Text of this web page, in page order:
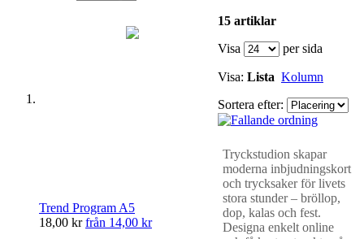
Trend Program A5
18,00 kr från 14,00 kr
15 artiklar
Visa
per sida
Visa: Lista Kolumn
Sortera efter:
Tryckstudion skapar
moderna inbjudningskort
och trycksaker för livets
stora stunder – bröllop,
dop, kalas och fest.
Designa enkelt online